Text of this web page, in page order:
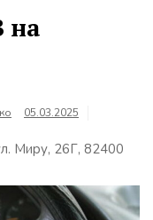
на
05.03.2025
Миру, 26Г, 82400